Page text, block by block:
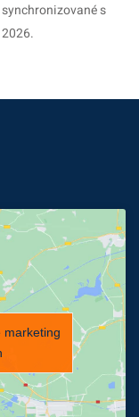
s
marketing